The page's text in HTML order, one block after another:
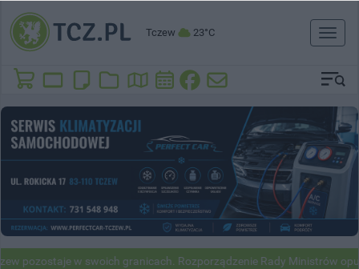
Tczew 23°C
Toggle
w swoich granicach. Rozporządzenie Rady Ministrów